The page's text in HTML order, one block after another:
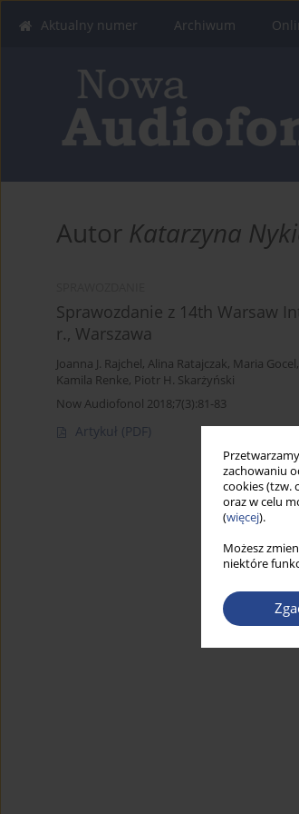
zachowaniu
cookies (tzw.
oraz w celu
(więcej).
Możesz
niektóre
Aktualny numer Archiwum
Autor Katarzyna
Sprawozdanie z 14th Warsaw
r., Warszawa
Joanna J. Rajchel, Alina Ratajczak, Maria Gocel,
Kamila Renke, Piotr H. Skarżyński
Now Audiofonol 2018;7(3):81-83
Artykuł (PDF)